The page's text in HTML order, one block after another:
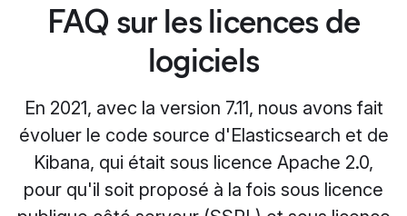
FAQ sur les licences de
logiciels
En 2021, avec la version 7.11, nous avons fait
évoluer le code source d'Elasticsearch et de
Kibana, qui était sous licence Apache 2.0,
pour qu'il soit proposé à la fois sous licence